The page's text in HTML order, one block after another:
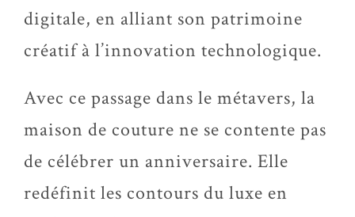
digitale, en alliant son patrimoine
créatif à l’innovation technologique.
Avec ce passage dans le métavers, la
maison de couture ne se contente pas
de célébrer un anniversaire. Elle
redéfinit les contours du luxe en